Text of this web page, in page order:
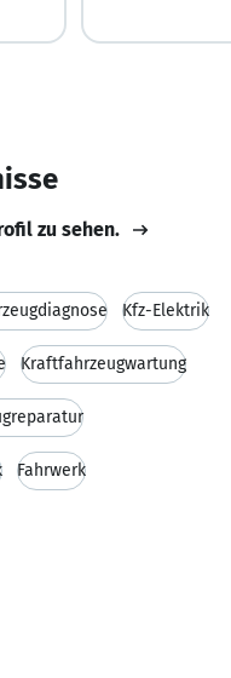
zu sehen.
Kfz-Elektrik
Kraftfahrzeugwartung
Fahrwerk